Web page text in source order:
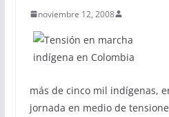
noviembre 12, 2008
más de cinco mil indígenas,
jornada en medio de